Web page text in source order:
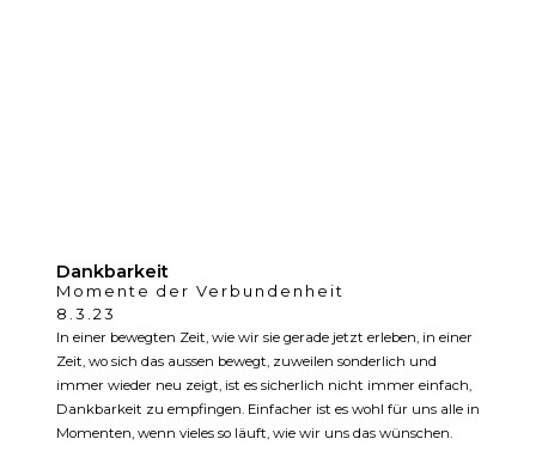
Dankbarkeit
Momente der Verbundenheit
8.3.23
In einer bewegten Zeit, wie wir sie gerade jetzt erleben, in einer
Zeit, wo sich das aussen bewegt, zuweilen sonderlich und
immer wieder neu zeigt, ist es sicherlich nicht immer einfach,
Dankbarkeit zu empfingen. Einfacher ist es wohl für uns alle in
Momenten, wenn vieles so läuft, wie wir uns das wünschen.